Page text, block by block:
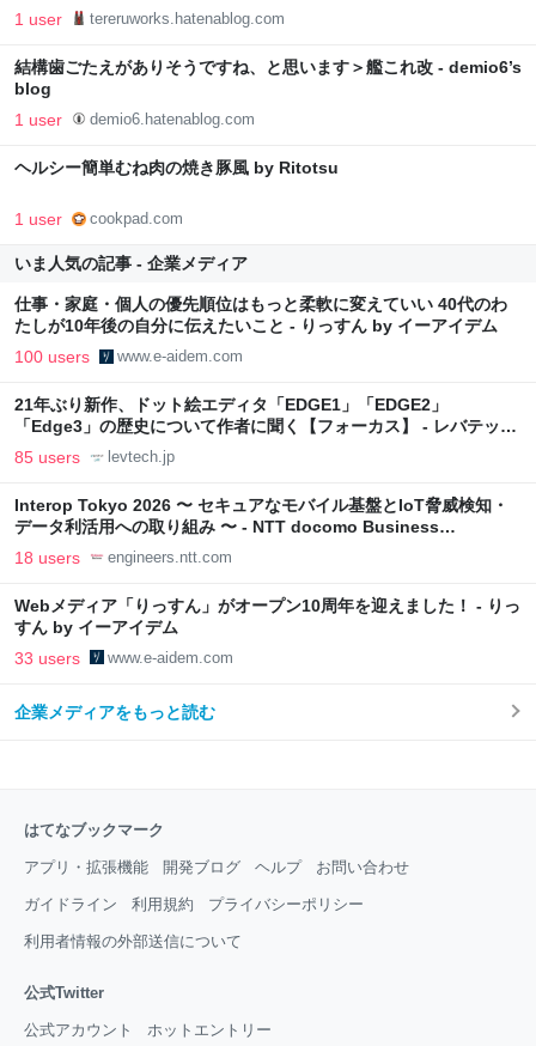
1 user tereruworks.hatenablog.com
結構歯ごたえがありそうですね、と思います＞艦これ改 - demio6’s
blog
1 user demio6.hatenablog.com
ヘルシー簡単むね肉の焼き豚風 by Ritotsu
1 user cookpad.com
いま人気の記事 - 企業メディア
仕事・家庭・個人の優先順位はもっと柔軟に変えていい 40代のわ
たしが10年後の自分に伝えたいこと - りっすん by イーアイデム
100 users www.e-aidem.com
21年ぶり新作、ドット絵エディタ「EDGE1」「EDGE2」
「Edge3」の歴史について作者に聞く【フォーカス】 - レバテック
LAB
85 users levtech.jp
Interop Tokyo 2026 〜 セキュアなモバイル基盤とIoT脅威検知・
データ利活用への取り組み 〜 - NTT docomo Business
Engineers' Blog
18 users engineers.ntt.com
Webメディア「りっすん」がオープン10周年を迎えました！ - りっ
すん by イーアイデム
33 users www.e-aidem.com
企業メディアをもっと読む
はてなブックマーク
アプリ・拡張機能 開発ブログ ヘルプ お問い合わせ
ガイドライン 利用規約 プライバシーポリシー
利用者情報の外部送信について
公式Twitter
公式アカウント ホットエントリー